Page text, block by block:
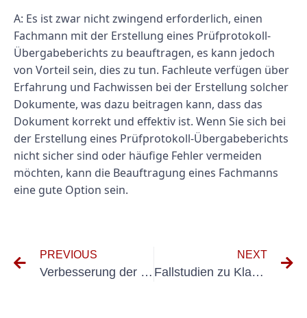
A: Es ist zwar nicht zwingend erforderlich, einen
Fachmann mit der Erstellung eines Prüfprotokoll-
Übergabeberichts zu beauftragen, es kann jedoch
von Vorteil sein, dies zu tun. Fachleute verfügen über
Erfahrung und Fachwissen bei der Erstellung solcher
Dokumente, was dazu beitragen kann, dass das
Dokument korrekt und effektiv ist. Wenn Sie sich bei
der Erstellung eines Prüfprotokoll-Übergabeberichts
nicht sicher sind oder häufige Fehler vermeiden
möchten, kann die Beauftragung eines Fachmanns
eine gute Option sein.
PREVIOUS
Verbesserung der Sicherheit und Effizienz durch ordnungsgemäße Prüfung von Fehlerstromschutzschaltern
NEXT
Fallstudien zu Klausel 3602 VDS: Lessons Learned